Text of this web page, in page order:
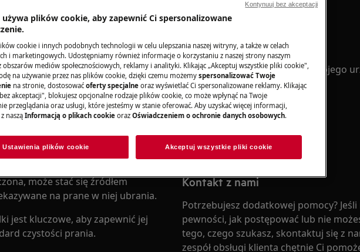
efektywność działania oraz jakość
wapiennego oraz resztek
urządzenia, skutkując
energii oraz wody.
wypłukiwania
środków czyszczących.
może stać się źródłem
na prane w niej ubrania.
jest kluczowe, aby zapewnić jej
czystości prania.
Znajdź instrukcję obsługi
Znajdź instrukcję obsługi do swojego
AEG.
Pobierz instrukcję obsługi
Kontakt z nami
Potrzebujesz dodatkowej pomocy? Jeśli
pewności, jak postępować lub nie
tego, czego szukasz, skontaktuj się z
zespół obsługi klienta chętnie Ci
używa plików cookie, aby zapewnić Ci spersonalizowane
cookie i innych podobnych technologii w celu ulepszania naszej witryny, a także w celach
i marketingowych. Udostępniamy również informacje o korzystaniu z naszej strony naszym
mediów społecznościowych, reklamy i analityki. Klikając „Akceptuj wszystkie pliki cookie",
na używanie przez nas plików cookie, dzięki czemu możemy spersonalizować Twoje
na stronie, dostosować oferty specjalne oraz wyświetlać Ci spersonalizowane reklamy. Klikając
akceptacji", blokujesz opcjonalne rodzaje plików cookie, co może wpłynąć na Twoje
przeglądania oraz usługi, które jesteśmy w stanie oferować. Aby uzyskać więcej informacji,
nasząInformacją o plikach cookie oraz Oświadczeniem o ochronie danych osobowych.
Ustawienia plików cookie Akceptuj wszystkie pliki cookie
Kontynuuj bez akceptacji